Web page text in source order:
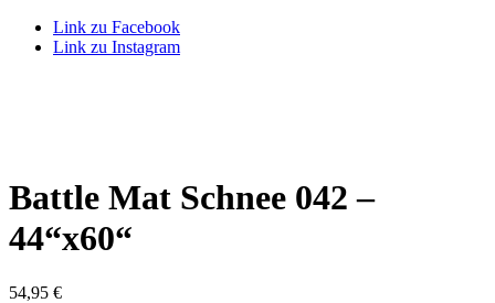
Link zu Facebook
Link zu Instagram
Battle Mat Schnee 042 –
44“x60“
54,95 €